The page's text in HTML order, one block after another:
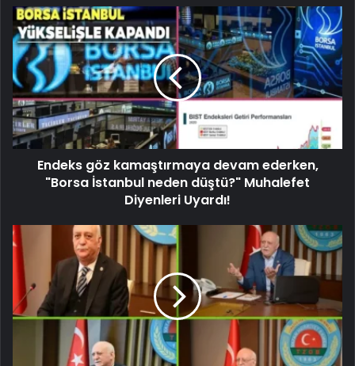
Endeks göz kamaştırmaya devam ederken,
"Borsa İstanbul neden düştü?" Muhalefet
Diyenleri Uyardı!